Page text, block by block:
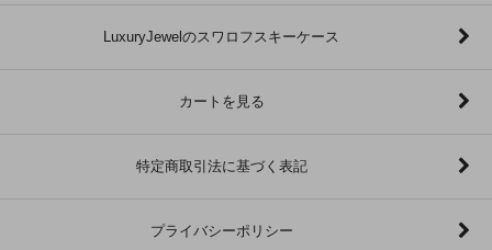
LuxuryJewelのスワロフスキーケース
カートを見る
特定商取引法に基づく表記
プライバシーポリシー